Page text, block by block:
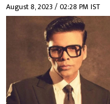
August 8, 2023 / 02:28 PM IST